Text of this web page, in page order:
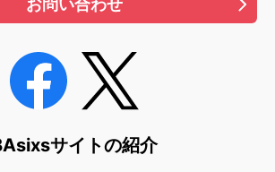
お問い合わせ
サイトの紹介